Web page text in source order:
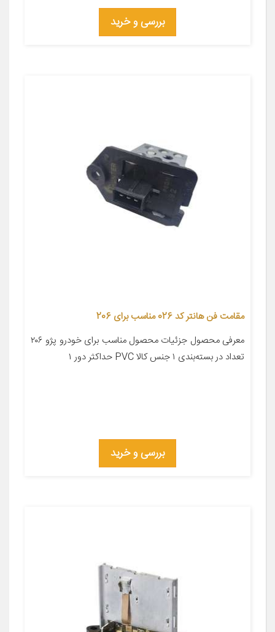
بررسی و خرید
مقامت فن هانتر کد 026 مناسب برای 206
معرفی محصول جزئیات محصول مناسب برای خودرو پژو ۲۰۶
تعداد در بسته‌بندی ۱ جنس کالا PVC حداکثر دور ۱
بررسی و خرید